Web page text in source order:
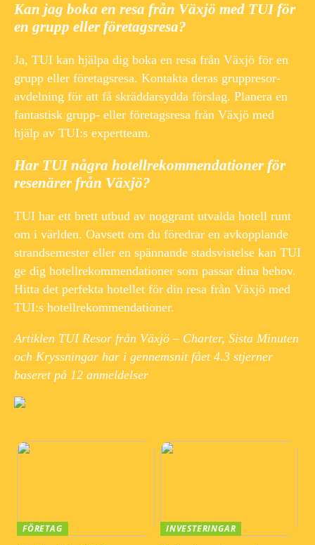
Kan jag boka en resa från Växjö med TUI för
en grupp eller företagsresa?
Ja, TUI kan hjälpa dig boka en resa från Växjö för en
grupp eller företagsresa. Kontakta deras gruppresor-
avdelning för att få skräddarsydda förslag. Planera en
fantastisk grupp- eller företagsresa från Växjö med
hjälp av TUI:s expertteam.
Har TUI några hotellrekommendationer för
resenärer från Växjö?
TUI har ett brett utbud av noggrant utvalda hotell runt
om i världen. Oavsett om du föredrar en avkopplande
strandsemester eller en spännande stadsvistelse kan TUI
ge dig hotellrekommendationer som passar dina behov.
Hitta det perfekta hotellet för din resa från Växjö med
TUI:s hotellrekommendationer.
Artiklen TUI Resor från Växjö – Charter, Sista Minuten
och Kryssningar har i gennemsnit fået 4.3 stjerner
baseret på 12 anmeldelser
FÖRETAG
INVESTERINGAR